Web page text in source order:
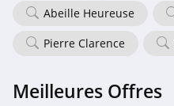
Abeille Heureuse
Pierre Clarence
Meilleures Offres